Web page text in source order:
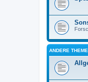
ANDERE